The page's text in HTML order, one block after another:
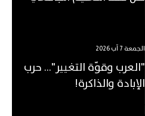
الجمعة 7 آب 2026
"العرب وقوّة التغيير"... حرب
الإبادة والذاكرة!